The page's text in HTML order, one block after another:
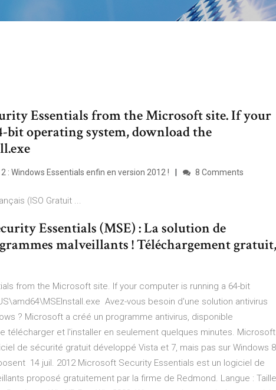
Essentials from the Microsoft site. If your
operating system, download the
: Windows Essentials enfin en version 2012 ! 8 Comments
(ISO Gratuit ...
Essentials (MSE) : La solution de
malveillants ! Téléchargement gratuit,
from the Microsoft site. If your computer is running a 64-bit
Avez-vous besoin d'une solution antivirus
? Microsoft a créé un programme antivirus, disponible
télécharger et l'installer en seulement quelques minutes. Microsoft
de sécurité gratuit développé Vista et 7, mais pas sur Windows 8
14 juil. 2012 Microsoft Security Essentials est un logiciel de
proposé gratuitement par la firme de Redmond. Langue :